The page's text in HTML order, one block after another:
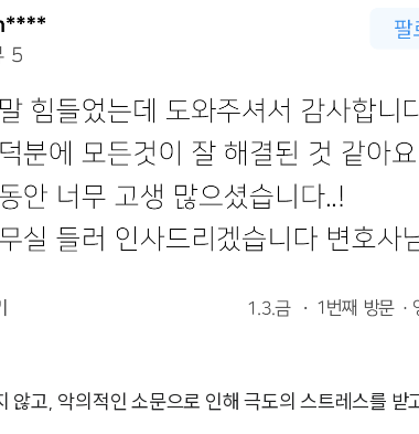
고, 악의적인 소문으로 인해 극도의 스트레스를